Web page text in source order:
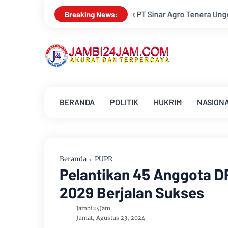
Breaking News:
PT Sinar Agro Tenera Unggul Dengan Warga Sipin Teluk
BERANDA POLITIK HUKRIM
Beranda PUPR
Pelantikan 45 Anggota
2029 Berjalan Sukses
Jambi24Jam
Jumat, Agustus 23, 2024